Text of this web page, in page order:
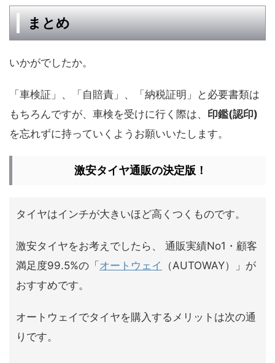
まとめ
いかがでしたか。
「車検証」、「自賠責」、「納税証明」と必要書類は
もちろんですが、車検を受けに行く際は、 印鑑(認印)
を忘れずに持っていくようお願いいたします。
激安タイヤ通販の決定版！
タイヤはインチが大きいほど高くつくものです。
激安タイヤをお考えでしたら、 通販実績No1・顧客
満足度99.5%の「オートウェイ
（AUTOWAY）」が
おすすめです。
オートウェイでタイヤを購入するメリットは次の通
りです。